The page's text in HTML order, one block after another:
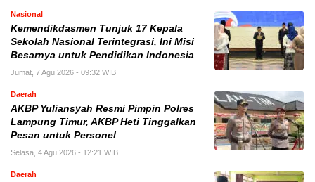
Nasional
Kemendikdasmen Tunjuk 17 Kepala
Sekolah Nasional Terintegrasi, Ini Misi
Besarnya untuk Pendidikan Indonesia
Jumat, 7 Agu 2026 - 09:32 WIB
Daerah
AKBP Yuliansyah Resmi Pimpin Polres
Lampung Timur, AKBP Heti Tinggalkan
Pesan untuk Personel
Selasa, 4 Agu 2026 - 12:21 WIB
Daerah